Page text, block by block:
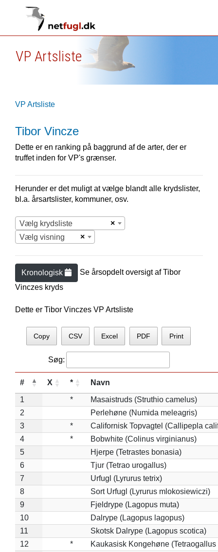
VP Artsliste
VP Artsliste
Tibor Vincze
Dette er en ranking på baggrund af de arter, der er
truffet inden for VP's grænser.
Herunder er det muligt at vælge blandt alle krydslister,
bl.a. årsartslister, kommuner, osv.
×
Vælg krydsliste
×
Vælg visning
Kronologisk Se årsopdelt oversigt afTibor
Vinczes kryds
Dette er Tibor Vinczes VP Artsliste
Copy CSV Excel PDF Print
Søg:
# X * Navn
1 *
Masaistruds (Struthio camelus)
2
Perlehøne (Numida meleagris)
3
*
Californisk Topvagtel (Callipepla
4
*
Bobwhite (Colinus virginianus)
5
Hjerpe (Tetrastes bonasia)
6
Tjur (Tetrao urogallus)
7
Urfugl (Lyrurus tetrix)
8
Sort Urfugl (Lyrurus mlokosiewiczi)
9
Fjeldrype (Lagopus muta)
10
Dalrype (Lagopus lagopus)
11
Skotsk Dalrype (Lagopus scotica)
12
*
Kaukasisk Kongehøne